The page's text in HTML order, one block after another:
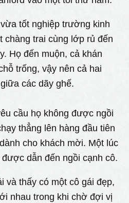
tốt nghiệp trường kinh
chàng trai cùng lớp rủ đến
Họ đến muộn, cả khán
trống, vậy nên cả hai
các dãy ghế.
cầu họ không được ngồi
thẳng lên hàng đầu tiên
cho khách mời. Một lúc
dẫn đến ngồi cạnh cô.
và thấy có một cô gái đẹp,
nhau trong khi chờ đợi vị